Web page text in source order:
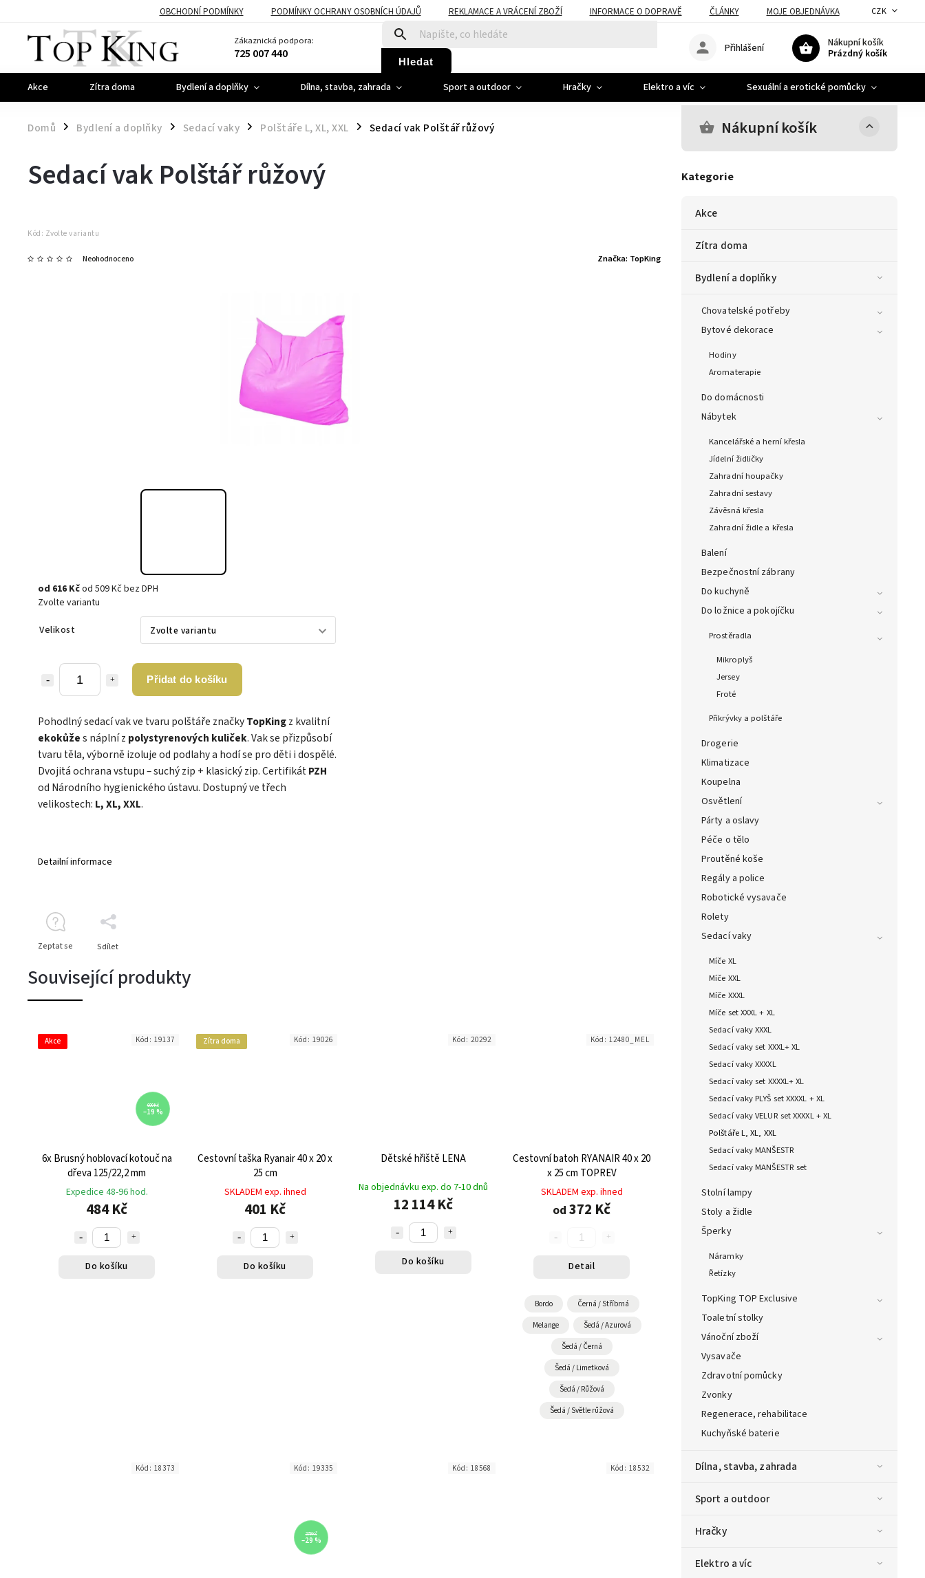
OBCHODNÍ PODMÍNKY PODMÍNKY OCHRANY OSOBNÍCH ÚDAJŮ REKLAMACE A VRÁCENÍ ZBOŽÍ INFORMACE O DOPRAVĚ ČLÁNKY MOJE OBJEDNÁVKA CZK
Zákaznická podpora:
725 007 440 Hledat
Nákupní košík
Prázdný košík
Přihlášení
Akce Zítra doma Bydlení a doplňky Dílna, stavba, zahrada Sport a outdoor Hračky Elektro a víc Sexuální a erotické pomůcky
Domů / Bydlení a doplňky / Sedací vaky / Polštáře L, XL, XXL / Sedací vak Polštář růžový Nákupní košík
Kategorie
Akce
Zítra doma
Bydlení a doplňky
Chovatelské potřeby
Bytové dekorace
Hodiny
Aromaterapie
Do domácnosti
Nábytek
Kancelářské a herní křesla
Jídelní židličky
Zahradní houpačky
Zahradní sestavy
Závěsná křesla
Zahradní židle a křesla
Balení
Bezpečnostní zábrany
Do kuchyně
Do ložnice a pokojíčku
Prostěradla
Mikroplyš
Jersey
Froté
Přikrývky a polštáře
Drogerie
Klimatizace
Koupelna
Osvětlení
Párty a oslavy
Péče o tělo
Proutěné koše
Regály a police
Robotické vysavače
Rolety
Sedací vaky
Míče XL
Míče XXL
Míče XXXL
Míče set XXXL + XL
Sedací vaky XXXL
Sedací vaky set XXXL+ XL
Sedací vaky XXXXL
Sedací vaky set XXXXL+ XL
Sedací vaky PLYŠ set XXXXL + XL
Sedací vaky VELUR set XXXXL + XL
Polštáře L, XL, XXL
Sedací vaky MANŠESTR
Sedací vaky MANŠESTR set
Stolní lampy
Stoly a židle
Šperky
Náramky
Řetízky
TopKing TOP Exclusive
Toaletní stolky
Vánoční zboží
Vysavače
Zdravotní pomůcky
Zvonky
Regenerace, rehabilitace
Kuchyňské baterie
Dílna, stavba, zahrada
Sport a outdoor
Hračky
Elektro a víc
Sedací vak Polštář růžový
Kód: Zvolte variantu
Neohodnoceno Značka: TopKing
od 616 Kčod 509 Kčbez DPH
Zvolte variantu
Velikost
Přidat do košíku
Pohodlný sedací vak ve tvaru polštáře značkyTopKingz kvalitní
ekokůžes náplní z polystyrenových kuliček. Vak se přizpůsobí
tvaru těla, výborně izoluje od podlahy a hodí se pro děti i dospělé.
Dvojitá ochrana vstupu – suchý zip + klasický zip. CertifikátPZH
od Národního hygienického ústavu. Dostupný ve třech
velikostech: L, XL, XXL.
Detailní informace
Zeptat se Sdílet
Související produkty
Akce
600 Kč
–19 %
6x Brusný hoblovací kotouč na
dřeva 125/22,2 mm
Expedice 48-96 hod.
484 Kč
Do košíku
Kód: 19137 Zítra doma
Cestovní taška Ryanair 40 x 20 x
25 cm
SKLADEM exp. ihned
401 Kč
Do košíku
Kód: 19026
Dětské hřiště LENA
Na objednávku exp. do 7-10 dnů
12 114 Kč
Do košíku
Kód: 20292
Cestovní batoh RYANAIR 40 x 20
x 25 cm TOPREV
SKLADEM exp. ihned
od 372 Kč
Detail
Bordo Černá / Stříbrná
Melange Šedá / Azurová
Šedá / Černá
Šedá / Limetková
Šedá / Růžová
Šedá / Světle růžová
Kód: 12480_MEL
Kód: 18373
279 Kč
–29 %
Kód: 19335 Kód: 18568 Kód: 18532